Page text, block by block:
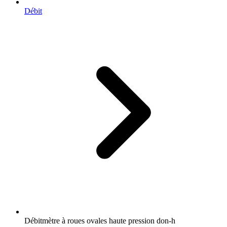
Débit
Débitmètre à roues ovales haute pression don-h